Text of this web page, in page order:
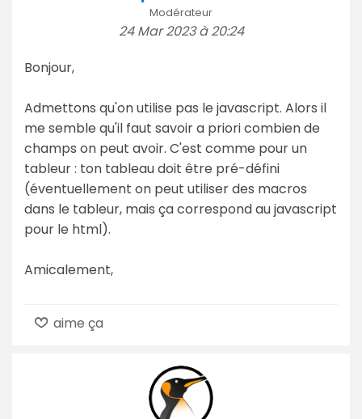
Modérateur
24 Mar 2023 à 20:24
Bonjour,
Admettons qu'on utilise pas le javascript. Alors il
me semble qu'il faut savoir a priori combien de
champs on peut avoir. C'est comme pour un
tableur : ton tableau doit être pré-défini
(éventuellement on peut utiliser des macros
dans le tableur, mais ça correspond au javascript
pour le html).
Amicalement,
aime ça